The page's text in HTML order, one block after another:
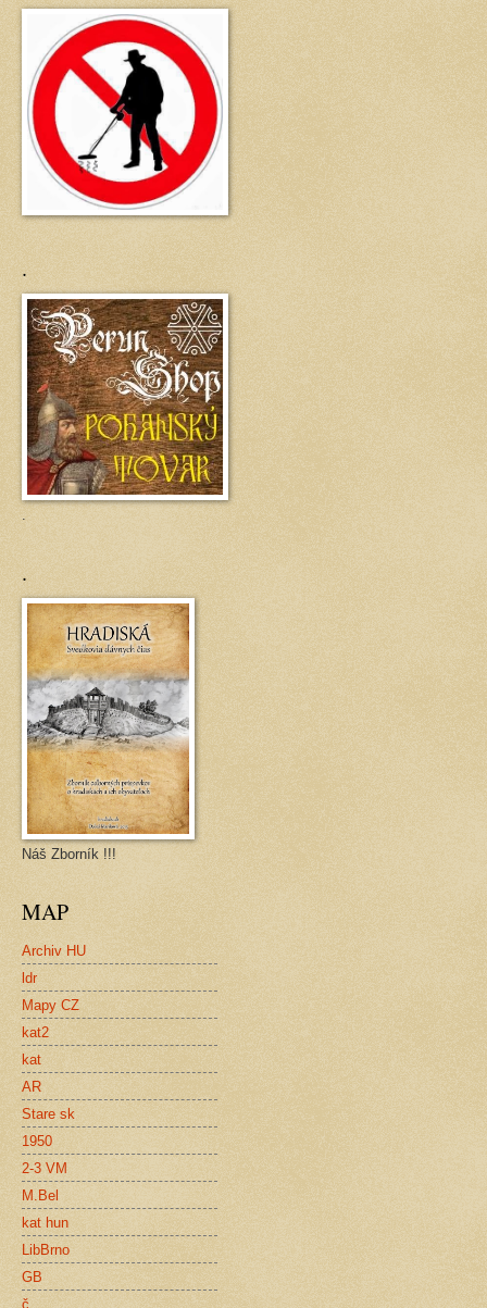
.
.
.
Náš Zborník !!!
MAP
Archiv HU
ldr
Mapy CZ
kat2
kat
AR
Stare sk
1950
2-3 VM
M.Bel
kat hun
LibBrno
GB
č